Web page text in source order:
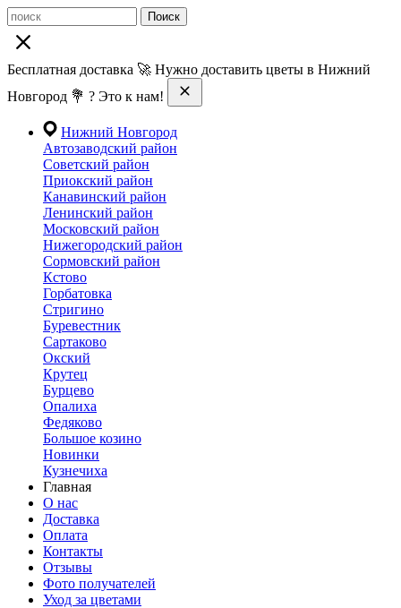
Поиск
Бесплатная доставка 🚀 Нужно доставить цветы в Нижний
Новгород 💐 ? Это к нам!
Нижний Новгород
Автозаводский район
Советский район
Приокский район
Канавинский район
Ленинский район
Московский район
Нижегородский район
Сормовский район
Кстово
Горбатовка
Стригино
Буревестник
Сартаково
Окский
Крутец
Бурцево
Опалиха
Федяково
Большое козино
Новинки
Кузнечиха
Главная
О нас
Доставка
Оплата
Контакты
Отзывы
Фото получателей
Уход за цветами